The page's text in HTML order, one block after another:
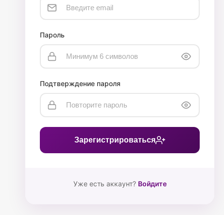
Пароль
Подтверждение пароля
Зарегистрироваться
Уже есть аккаунт? Войдите